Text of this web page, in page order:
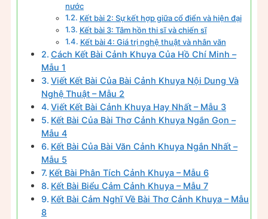
nước
Kết bài 2: Sự kết hợp giữa cổ điển và hiện đại
Kết bài 3: Tâm hồn thi sĩ và chiến sĩ
Kết bài 4: Giá trị nghệ thuật và nhân văn
Cách Kết Bài Cảnh Khuya Của Hồ Chí Minh –
Mẫu 1
Viết Kết Bài Của Bài Cảnh Khuya Nội Dung Và
Nghệ Thuật – Mẫu 2
Viết Kết Bài Cảnh Khuya Hay Nhất – Mẫu 3
Kết Bài Của Bài Thơ Cảnh Khuya Ngắn Gọn –
Mẫu 4
Kết Bài Của Bài Văn Cảnh Khuya Ngắn Nhất –
Mẫu 5
Kết Bài Phân Tích Cảnh Khuya – Mẫu 6
Kết Bài Biểu Cảm Cảnh Khuya – Mẫu 7
Kết Bài Cảm Nghĩ Về Bài Thơ Cảnh Khuya – Mẫu
8